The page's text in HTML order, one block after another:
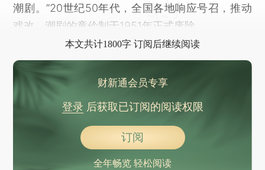
潮剧。”20世纪50年代，全国各地响应号召，推动
戏改，潮剧的童伶制于1951年正式废除。
本文共计1800字 订阅后继续阅读
财新通会员专享
登录后获取已订阅的阅读权限
订阅
全年畅览 轻松阅读